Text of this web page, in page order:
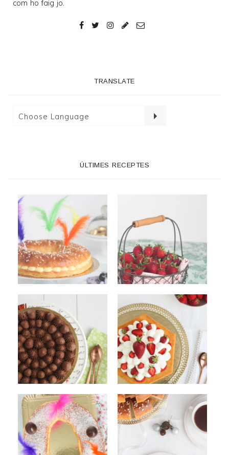
com ho faig jo.
TRANSLATE
ÚLTIMES RECEPTES